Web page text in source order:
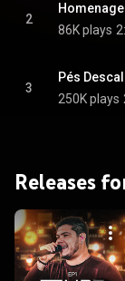
2
86K plays
3
Pés
250K plays
Releases